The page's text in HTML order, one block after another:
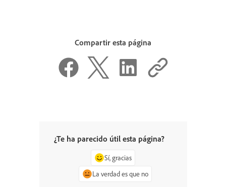
Compartir esta página
¿Te ha parecido útil esta página?
Sí, gracias
La verdad es que no